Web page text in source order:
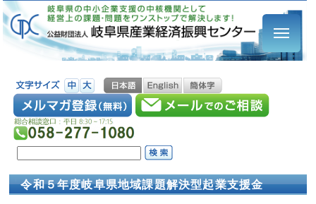
令和５年度岐阜県地域課題解決型起業支援金